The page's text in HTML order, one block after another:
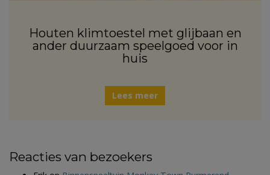
Houten klimtoestel met glijbaan en
ander duurzaam speelgoed voor in
huis
Lees meer
Reacties van bezoekers